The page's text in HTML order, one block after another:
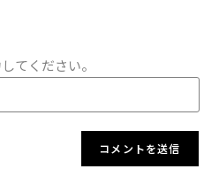
てください。